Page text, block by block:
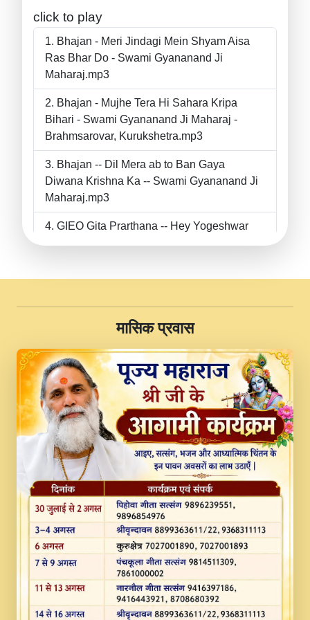
click to play
Bhajan - Meri Jindagi Mein Shyam Aisa
Ras Bhar Do - Swami Gyananand Ji
Maharaj.mp3
Bhajan - Mujhe Tera Hi Sahara Kripa
Bihari - Swami Gyananand Ji Maharaj -
Brahmsarovar, Kurukshetra.mp3
Bhajan -- Dil Mera ab to Ban Gaya
Diwana Krishna Ka -- Swami Gyananand Ji
Maharaj.mp3
GIEO Gita Prarthana -- Hey Yogeshwar
II Swami Gyananand Ji Maharaj.mp3
JINU SATGURU AAP BULAVE by Rasik
Pawan ji 20-11-19 Sankirtan At VEER JI
PRABHU KUTEER CHANNEL.mp3
Kina Sohna Tera Bhawan Sajaya Mata
Vaishno Devi Aarti Mata Rani Bhajan By
Lakhwinder Wadali Ji.mp3
MERE MANN VICH KANTH KALER
NEW PUNAJBI DEVOTIONAL SONG 2017
FULL VIDEO HD.mp3
Na To Roop Hai Bindu Ji Maharaj Pad - A
Divine Bhajan by Shri Indresh Ji
#BhaktiPath.mp3
Radha Rani Ki Kirpa Best Devotional
Song By Chitra Vichitra.mp3
​मासिक प्रवास